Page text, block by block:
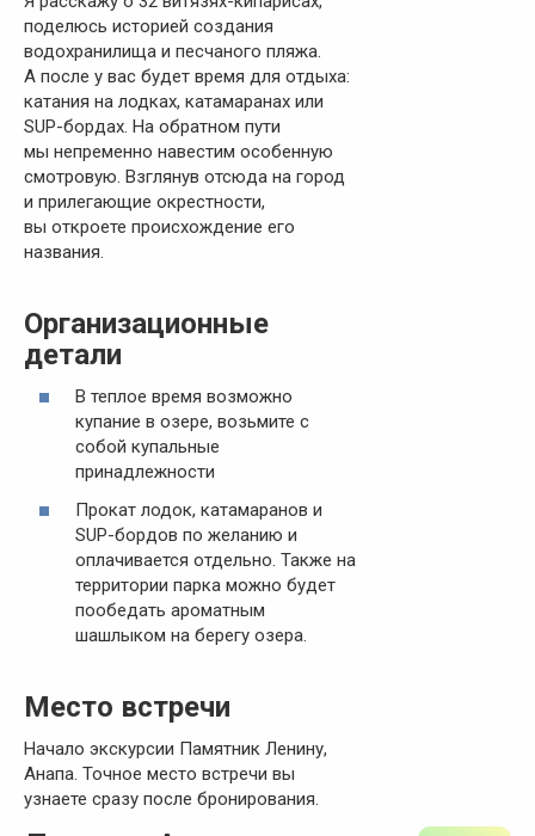
поделюсь историей создания
водохранилища и песчаного пляжа.
А после у вас будет время для отдыха:
катания на лодках, катамаранах или
SUP-бордах. На обратном пути
мы непременно навестим особенную
смотровую. Взглянув отсюда на город
и прилегающие окрестности,
вы откроете происхождение его
названия.
Организационные
детали
В теплое время возможно
купание в озере, возьмите с
собой купальные
принадлежности
Прокат лодок, катамаранов и
SUP-бордов по желанию и
оплачивается отдельно. Также на
территории парка можно будет
пообедать ароматным
шашлыком на берегу озера.
Место встречи
Начало экскурсии Памятник Ленину,
Анапа. Точное место встречи вы
узнаете сразу после бронирования.